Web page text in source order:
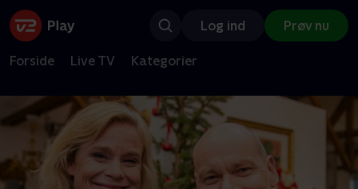
Log ind Prøv nu
Forside Live TV Kategorier